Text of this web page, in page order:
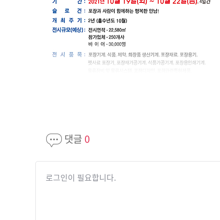
댓글 0
로그인이 필요합니다.